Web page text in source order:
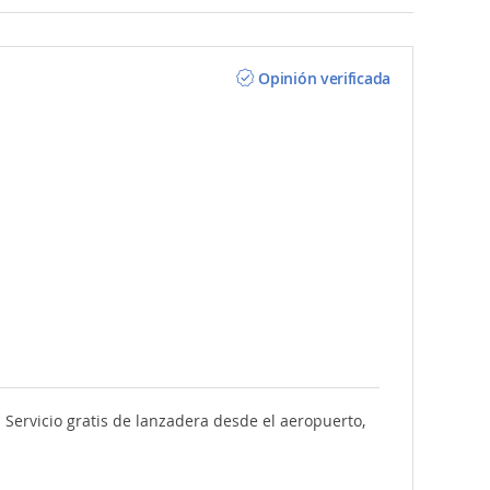
Opinión verificada
gratis de lanzadera desde el aeropuerto,